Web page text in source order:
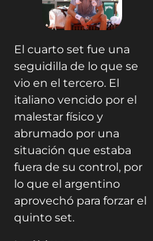
El cuarto set fue una
seguidilla de lo que se
vio en el tercero. El
italiano vencido por el
malestar físico y
abrumado por una
situación que estaba
fuera de su control, por
lo que el argentino
aprovechó para forzar el
quinto set.